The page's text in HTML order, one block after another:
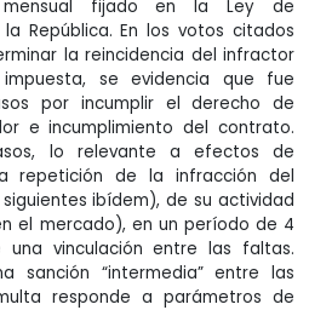
mensual fijado en la Ley de
República. En los votos citados
la reincidencia del infractor
se evidencia que fue
por incumplir el derecho de
e incumplimiento del contrato.
lo relevante a efectos de
repetición de la infracción del
ibídem), de su actividad
el mercado), en un período de 4
una vinculación entre las faltas.
sanción “intermedia” entre las
responde a parámetros de